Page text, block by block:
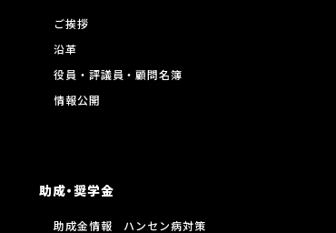
ご挨拶
沿革
役員・評議員・顧問名簿
情報公開
助成・奨学金
助成金情報 ハンセン病対策